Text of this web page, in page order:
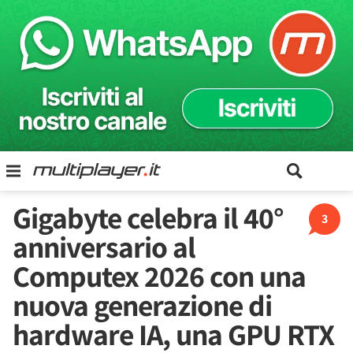
3
Gigabyte celebra il 40°
anniversario al
Computex 2026 con una
nuova generazione di
hardware IA, una GPU RTX